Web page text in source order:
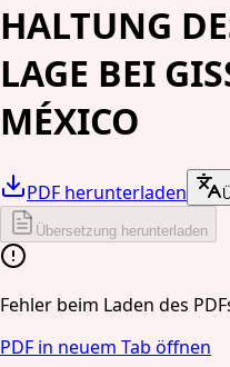
HALTUNG
LAGE BEI
MÉXICO
PDF herunterladen
Übersetzung herunterladen
Fehler beim Laden des
PDF in neuem Tab öffnen